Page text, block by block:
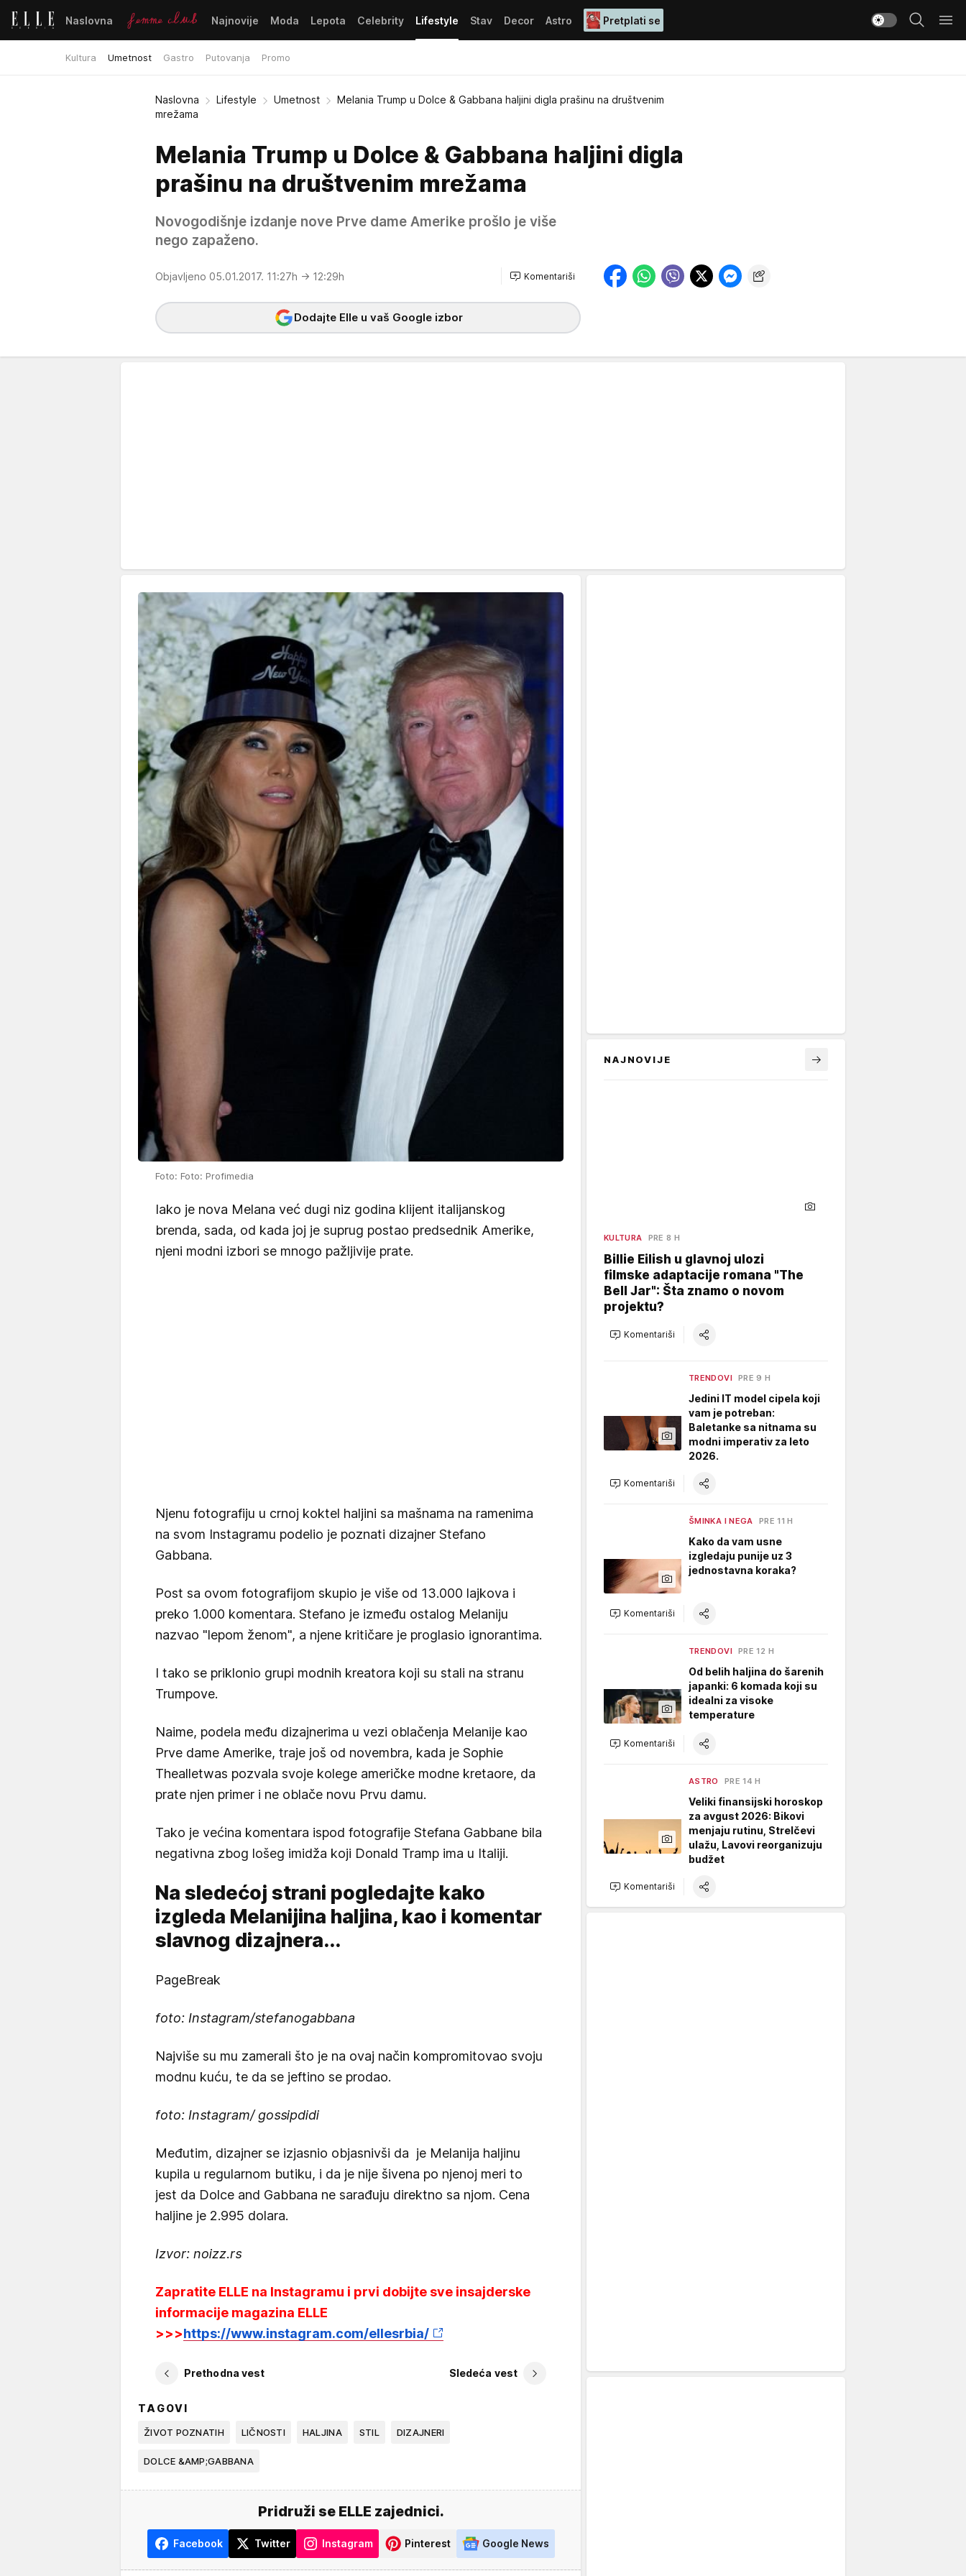
Naslovna Najnovije Moda Lepota Celebrity Lifestyle
Kultura Umetnost Gastro Putovanja Promo
Stav Decor Astro Pretplati se
Naslovna Lifestyle Umetnost
Melania Trump u Dolce & Gabbana haljini digla prašinu na društvenim
mrežama
Melania Trump u Dolce & Gabbana haljini digla
prašinu na društvenim mrežama
Novogodišnje izdanje nove Prve dame Amerike prošlo je više
nego zapaženo.
Objavljeno 05.01.2017. 11:27h → 12:29h Komentariši
Dodajte Elle u vaš Google izbor
Foto: Foto: Profimedia
Iako je nova Melana već dugi niz godina klijent italijanskog
brenda, sada, od kada joj je suprug postao predsednik Amerike,
njeni modni izbori se mnogo pažljivije prate.
Njenu fotografiju u crnoj koktel haljini sa mašnama na ramenima
na svom Instagramu podelio je poznati dizajner Stefano
Gabbana.
Post sa ovom fotografijom skupio je više od 13.000 lajkova i
preko 1.000 komentara. Stefano je između ostalog Melaniju
nazvao "lepom ženom", a njene kritičare je proglasio ignorantima.
I tako se priklonio grupi modnih kreatora koji su stali na stranu
Trumpove.
Naime, podela među dizajnerima u vezi oblačenja Melanije kao
Prve dame Amerike, traje još od novembra, kada je Sophie
Thealletwas pozvala svoje kolege američke modne kretaore, da
prate njen primer i ne oblače novu Prvu damu.
Tako je većina komentara ispod fotografije Stefana Gabbane bila
negativna zbog lošeg imidža koji Donald Tramp ima u Italiji.
Na sledećoj strani pogledajte kako
izgleda Melanijina haljina, kao i komentar
slavnog dizajnera...
PageBreak
foto: Instagram/stefanogabbana
Najviše su mu zamerali što je na ovaj način kompromitovao svoju
modnu kuću, te da se jeftino se prodao.
foto: Instagram/gossipdidi
Međutim, dizajner se izjasnio objasnivši da je Melanija haljinu
kupila u regularnom butiku, i da je nije šivena po njenoj meri to
jest da Dolce and Gabbana ne sarađuju direktno sa njom. Cena
haljine je 2.995 dolara.
Izvor: noizz.rs
Zapratite ELLE na Instagramu i prvi dobijte sve insajderske
informacije magazina ELLE
>>>https://www.instagram.com/ellesrbia/
Prethodna vest Sledeća vest
TAGOVI
ŽIVOT POZNATIH LIČNOSTI HALJINA STIL DIZAJNERI
DOLCE &AMP;GABBANA
Pridruži se ELLE zajednici.
Facebook Twitter Instagram Pinterest Google News
NAJNOVIJE
KULTURA PRE 8 H
Billie Eilish u glavnoj ulozi
filmske adaptacije romana "The
Bell Jar": Šta znamo o novom
projektu?
Komentariši
TRENDOVI PRE 9 H
Jedini IT model cipela koji
vam je potreban:
Baletanke sa nitnama su
modni imperativ za leto
2026.
Komentariši
ŠMINKA I NEGA PRE 11 H
Kako da vam usne
izgledaju punije uz 3
jednostavna koraka?
Komentariši
TRENDOVI PRE 12 H
Od belih haljina do šarenih
japanki: 6 komada koji su
idealni za visoke
temperature
Komentariši
ASTRO PRE 14 H
Veliki finansijski horoskop
za avgust 2026: Bikovi
menjaju rutinu, Strelčevi
ulažu, Lavovi reorganizuju
budžet
Komentariši